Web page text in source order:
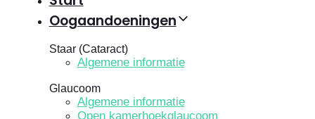
Oogaandoeningen
Staar (Cataract)
Algemene informatie
Glaucoom
Algemene informatie
Open kamerhoekglaucoom